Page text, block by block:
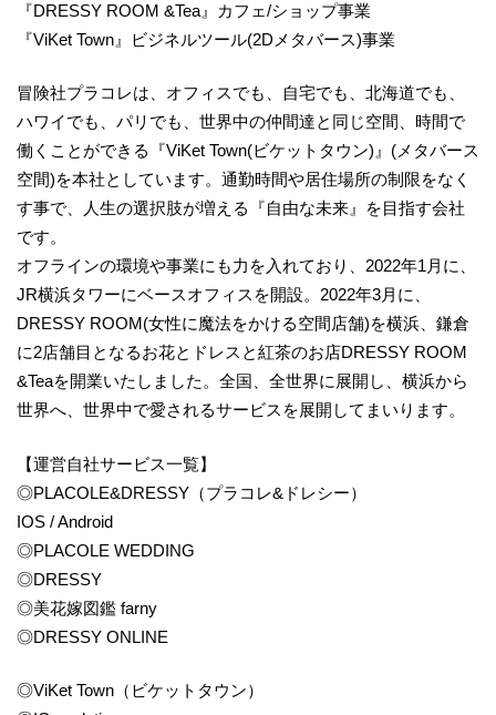
『DRESSY ROOM &Tea』カフェ/ショップ事業
『ViKet Town』ビジネルツール(2Dメタバース)事業
冒険社プラコレは、オフィスでも、自宅でも、北海道でも、
ハワイでも、パリでも、世界中の仲間達と同じ空間、時間で
働くことができる『ViKet Town(ビケットタウン)』(メタバース
空間)を本社としています。通勤時間や居住場所の制限をなく
す事で、人生の選択肢が増える『自由な未来』を目指す会社
です。
オフラインの環境や事業にも力を入れており、2022年1月に、
JR横浜タワーにベースオフィスを開設。2022年3月に、
DRESSY ROOM(女性に魔法をかける空間店舗)を横浜、鎌倉
に2店舗目となるお花とドレスと紅茶のお店DRESSY ROOM
&Teaを開業いたしました。全国、全世界に展開し、横浜から
世界へ、世界中で愛されるサービスを展開してまいります。
【運営自社サービス一覧】
◎PLACOLE&DRESSY（プラコレ&ドレシー）
IOS / Android
◎PLACOLE WEDDING
◎DRESSY
◎美花嫁図鑑 farny
◎DRESSY ONLINE
◎ViKet Town（ビケットタウン）